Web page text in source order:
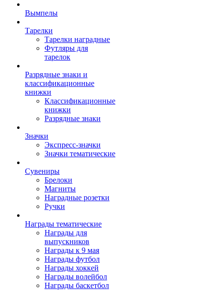
Вымпелы
Тарелки
Тарелки наградные
Футляры для
тарелок
Разрядные знаки и
классификационные
книжки
Классификационные
книжки
Разрядные знаки
Значки
Экспресс-значки
Значки тематические
Сувениры
Брелоки
Магниты
Наградные розетки
Ручки
Награды тематические
Награды для
выпускников
Награды к 9 мая
Награды футбол
Награды хоккей
Награды волейбол
Награды баскетбол